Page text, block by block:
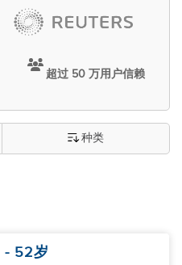
超过 50 万用户信赖
种类
- 52岁